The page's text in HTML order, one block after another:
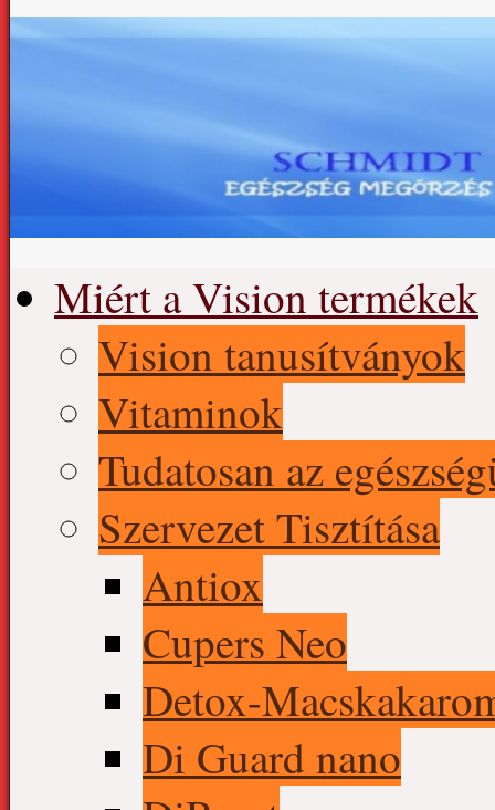
to
contentMiért a Vision termékek
Vision tanusítványok
Vitaminok
Tudatosan az
Szervezet Tisztítása
Antiox
Cupers Neo
Detox-
Di Guard nano